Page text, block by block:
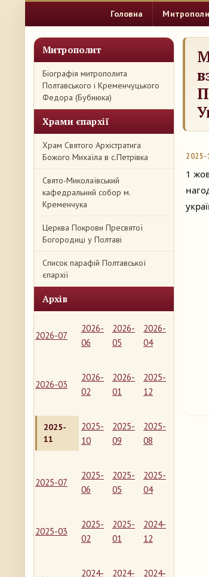
Головна
Митрополит
Біографія митрополита
Полтавського і Кременчуцького
Федора (Бубнюка)
Храми єпархії
Храм Святого Архістратига
Божого Михаїла в с.Петрівка
Свято-Миколаївський
кафедральний собор м.
Кременчука
Церква Покрови Пресвятої
Богородиці у Полтаві
Список парафій Полтавської
єпархії
Архів
2026-07
2026-
06
2026-
05
2026-
04
2026-03
2026-
02
2026-
01
2025-
12
2025-
11
2025-
10
2025-
09
2025-
08
2025-07
2025-
06
2025-
05
2025-
04
2025-03
2025-
02
2025-
01
2024-
12
2024-
2024-
2024-
2025-
1